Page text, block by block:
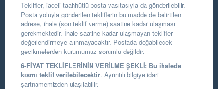
Teklifler, iadeli taahhütlü posta vasıtasıyla da gönderilebilir.
Posta yoluyla gönderilen tekliflerin bu madde de belirtilen
adrese, ihale (son teklif verme) saatine kadar ulaşması
gerekmektedir. İhale saatine kadar ulaşmayan teklifler
değerlendirmeye alınmayacaktır. Postada doğabilecek
gecikmelerden kurumumuz sorumlu değildir.
6-FİYAT TEKLİFLERİNİN VERİLME ŞEKLİ: Bu ihalede
kısmı teklif verilebilecektir. Ayrıntılı bilgiye idari
şartnamemizden ulaşılabilir.